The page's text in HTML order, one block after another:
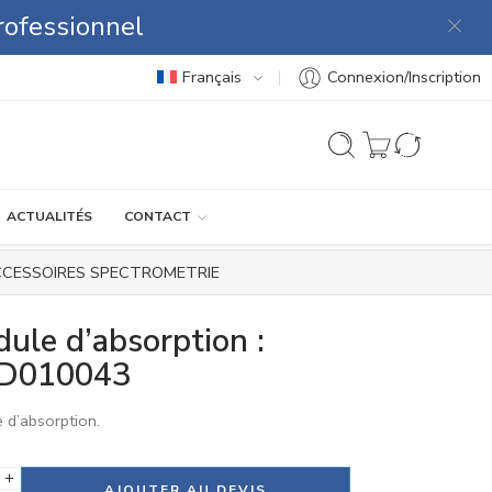
Français Connexion/Inscription
ACTUALITÉS CONTACT
SPECTROMETRIE
d’absorption :
d’absorption.